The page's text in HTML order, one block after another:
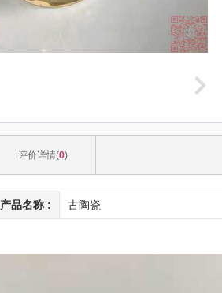
评价详情(0)
产品名称 : 古陶瓷